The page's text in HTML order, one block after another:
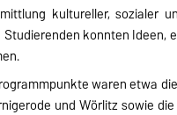
kultureller, sozialer
Studierenden konnten Ideen,
waren etwa
und Wörlitz sowie